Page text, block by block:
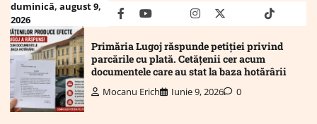
Skip
content
duminică, august 9,
2026
facebookyoutubeMailinstagram
twitter truthtiktok
Primăria Lugoj răspunde petiției privind
parcările cu plată. Cetățenii cer acum
documentele care au stat la baza hotărârii
Mocanu Erich Iunie 9, 2026 0